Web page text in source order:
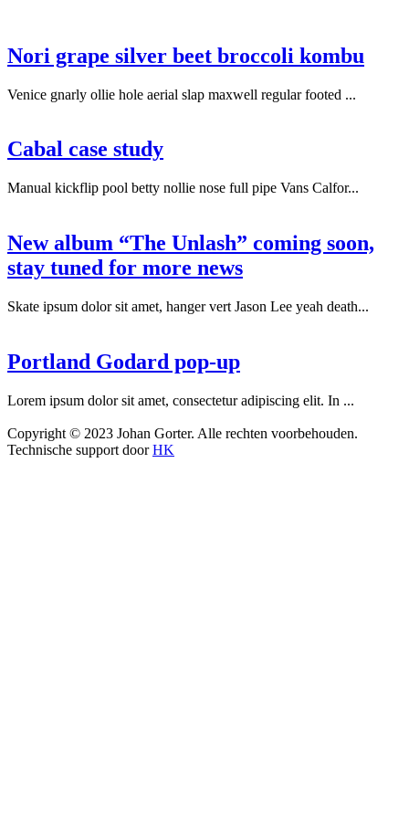
Nori grape silver beet broccoli kombu
Venice gnarly ollie hole aerial slap maxwell regular footed ...
Cabal case study
Manual kickflip pool betty nollie nose full pipe Vans Calfor...
New album “The Unlash” coming soon,
stay tuned for more news
Skate ipsum dolor sit amet, hanger vert Jason Lee yeah death...
Portland Godard pop-up
Lorem ipsum dolor sit amet, consectetur adipiscing elit. In ...
Copyright © 2023 Johan Gorter. Alle rechten voorbehouden.
Technische support doorHK